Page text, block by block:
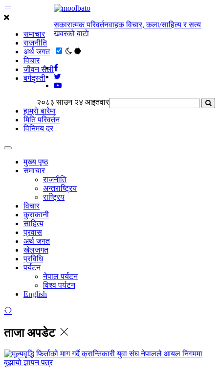
समाचार
राजनीति
अर्थ जगत
विचार
जीवन सैली
बर्गदृस्ती
सकारात्मक परिवर्तनवाहक विचार, कला/साहित्य र सत्य
खवरको बाटाे
२०८३ साउन २४ आइतवार
हाम्राे बारेमा
मिति परिवर्तन
विनिमय दर
मुख्य पृष्ठ
समाचार
राजनीति
अन्तराष्ट्रिय
राष्ट्रिय
विचार
कुराकानी
साहित्य
प्रवास
अर्थ जगत
खेलजगत
प्रविधि
पर्यटन
नेपाल पर्यटन
विश्व पर्यटन
English
ताजा अपडेट